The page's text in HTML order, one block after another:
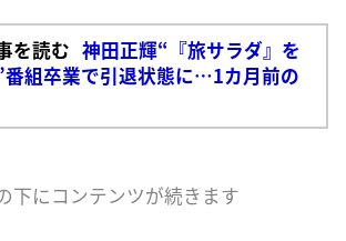
を読む 神田正輝“『旅サラダ』を
番組卒業で引退状態に…1カ月前の
下にコンテンツが続きます